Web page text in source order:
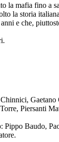
la mafia fino a
la storia
e che,
Piersanti
Pippo Baudo,